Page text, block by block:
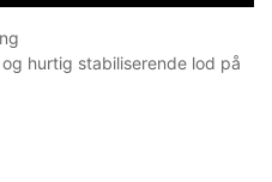
hurtig stabiliserende lod på